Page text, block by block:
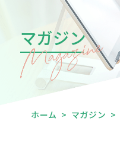
マガジン
ホーム > マガジン >